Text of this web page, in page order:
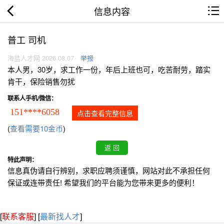
信息内容
普工 司机
海盐人才网 2026.08.07 举报
本人男，30岁，求工作一份，年后上班也可，吃苦耐劳，踏实
肯干，保险销售勿扰
联系人手机/微信：
151****6058 点击查看完整信息
(查看需要10金币)
特此声明：
信息真伪请自行辨别，求职应聘须谨慎，网站对此不承担任何
保证或连带责任! 希望我们的平台能为您带来更多的便利！
[联系客服] [最新找人才]